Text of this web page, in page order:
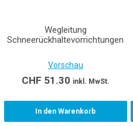
Wegleitung
Schneerückhaltevorrichtungen
Vorschau
CHF 51.30 inkl. MwSt.
In den Warenkorb